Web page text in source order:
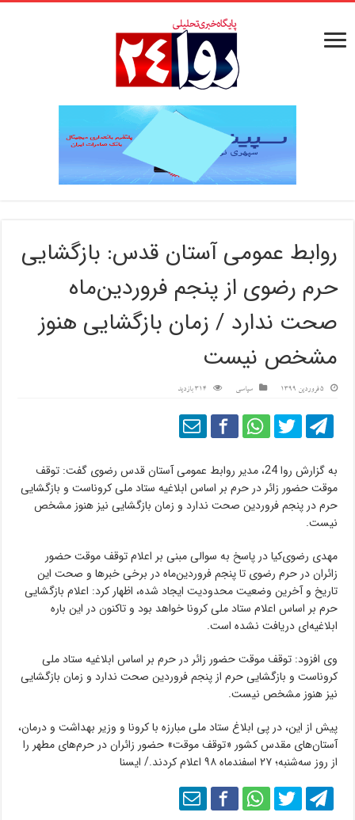
روابط عمومی آستان قدس: بازگشایی
حرم رضوی از پنجم فروردین‌ماه
صحت ندارد / زمان بازگشایی هنوز
مشخص نیست
5 فروردین 1399 سیاسی 314 بازدید
به گزارش روا 24، مدیر روابط عمومی آستان قدس رضوی گفت: توقف
موقت حضور زائر در حرم بر اساس ابلاغیه ستاد ملی کروناست و بازگشایی
حرم در پنجم فروردین صحت ندارد و زمان بازگشایی نیز هنوز مشخص
نیست.
مهدی رضوی‌کیا در پاسخ به سوالی مبنی بر اعلام توقف موقت حضور
زائران در حرم رضوی تا پنجم فروردین‌ماه در برخی خبرها و صحت این
تاریخ و آخرین وضعیت محدودیت ایجاد شده، اظهار کرد: اعلام بازگشایی
حرم بر اساس اعلام ستاد ملی کرونا خواهد بود و تاکنون در این باره
ابلاغیه‌ای دریافت نشده است.
وی افزود: توقف موقت حضور زائر در حرم بر اساس ابلاغیه ستاد ملی
کروناست و بازگشایی حرم از پنجم فروردین صحت ندارد و زمان بازگشایی
نیز هنوز مشخص نیست.
پیش از این، در پی ابلاغ ستاد ملی مبارزه با کرونا و وزیر بهداشت و درمان،
آستان‌های مقدس کشور «توقف موقت» حضور زائران در حرم‌های مطهر را
از روز سه‌شنبه؛ ۲۷ اسفندماه ۹۸ اعلام کردند./ ایسنا